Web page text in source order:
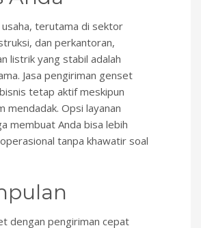
usaha, terutama di sektor
dan perkantoran,
listrik yang stabil adalah
Jasa pengiriman genset
tetap aktif meskipun
mendadak. Opsi layanan
membuat Anda bisa lebih
tanpa khawatir soal
dengan pengiriman cepat